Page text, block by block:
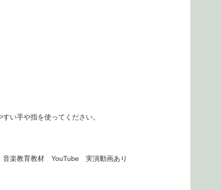
い手や指を使ってください。
楽教育教材 YouTube 実演動画あり